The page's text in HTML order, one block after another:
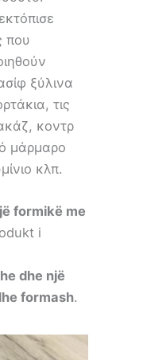
που
ξύλινα
τις
κοντρ
μάρμαρο
κλπ.
formikë me
i
dhe një
formash.